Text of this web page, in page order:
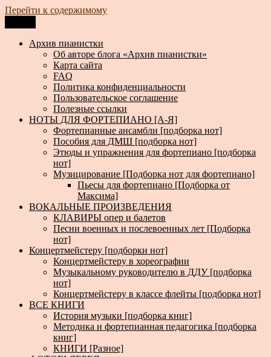
Перейти к содержимому
Архив пианистки
Всё для пианистов: ноты, книги, музыка, статьи…
Архив пианистки
Об авторе блога «Архив пианистки»
Карта сайта
FAQ
Политика конфиденциальности
Пользовательское соглашение
Полезные ссылки
НОТЫ ДЛЯ ФОРТЕПИАНО [А-Я]
Фортепианные ансамбли [подборка нот]
Пособия для ДМШ [подборка нот]
Этюды и упражнения для фортепиано [подборка
нот]
Музицирование [Подборка нот для фортепиано]
Пьесы для фортепиано [Подборка от
Максима]
ВОКАЛЬНЫЕ ПРОИЗВЕДЕНИЯ
КЛАВИРЫ опер и балетов
Песни военных и послевоенных лет [Подборка
нот]
Концертмейстеру [подборки нот]
Концертмейстеру в хореографии
Музыкальному руководителю в ДДУ [подборка
нот]
Концертмейстеру в классе флейты [подборка нот]
ВСЕ КНИГИ
История музыки [подборка книг]
Методика и фортепианная педагогика [подборка
книг]
КНИГИ [Разное]